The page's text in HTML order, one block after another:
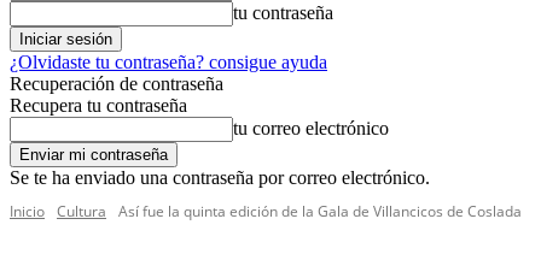
tu contraseña
¿Olvidaste tu contraseña? consigue ayuda
Recuperación de contraseña
Recupera tu contraseña
tu correo electrónico
Se te ha enviado una contraseña por correo electrónico.
Inicio Cultura Así fue la quinta edición de la Gala de Villancicos de Coslada